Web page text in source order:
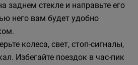
заднем стекле и направьте его
него вам будет удобно
колеса, свет, стоп-сигналы,
Избегайте поездок в час-пик